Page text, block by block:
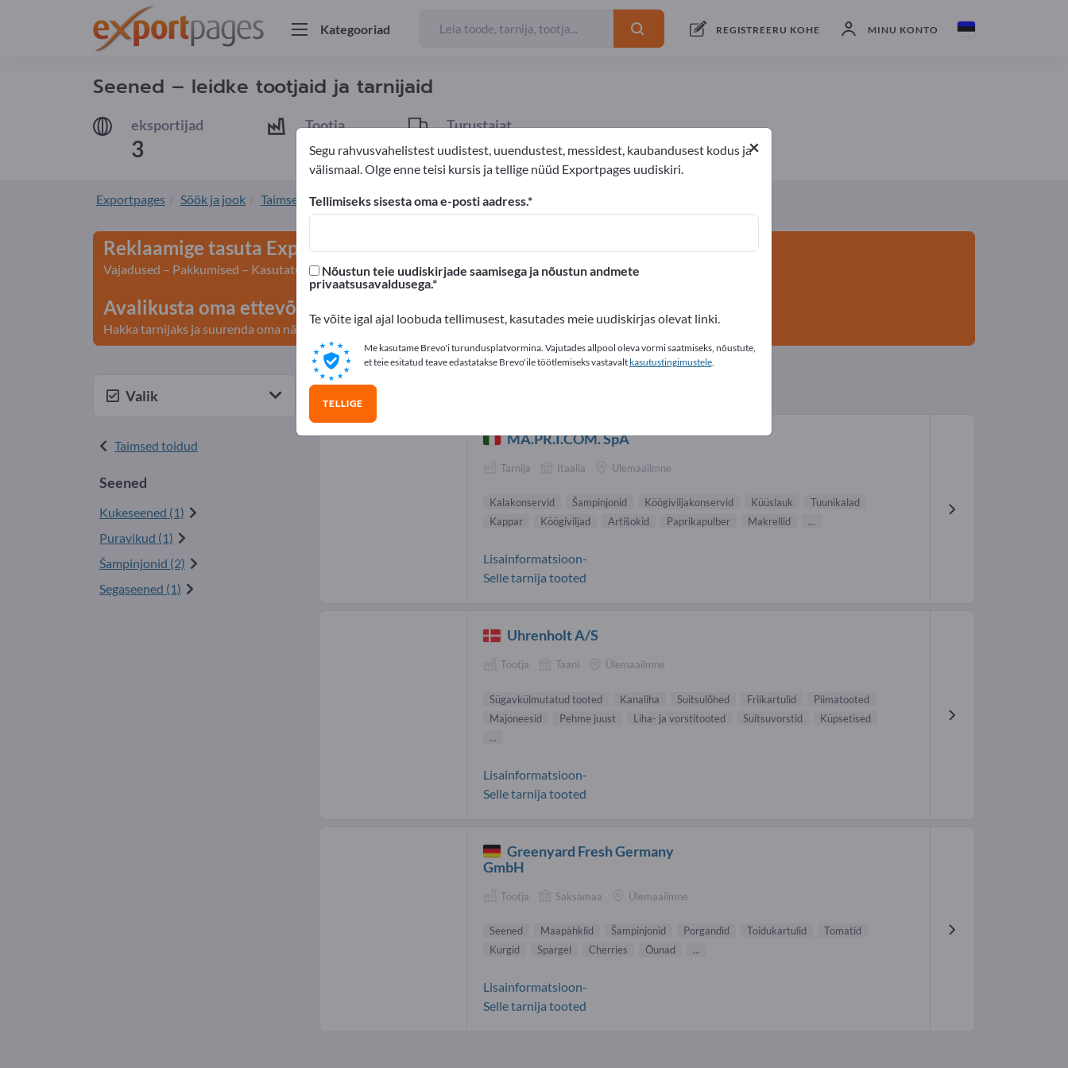
Kategooriad REGISTREERU KOHE MINU KONTO
Seened – leidke tootjaid ja tarnijaid
eksportijad
3
Tootja
2
Turustajat
1
eksportijad3 Tootja Turustajat
Exportpages Söök ja jook Taimsed toidud Seened
Reklaamige tasuta Exportpages'is!
Vajadused – Pakkumised – Kasutatud kaubad – Ärikontaktid >> alustage siit
Avalikusta oma ettevõte ja tooted Exportpages'is.
Hakka tarnijaks ja suurenda oma nähtavust>> avalikusta siin
Valik
Taimsed toidud
Seened
Kukeseened (1)
Puravikud (1)
Šampinjonid (2)
Segaseened (1)
Seened tarnijad (3)
MA.PR.I.COM. SpA
Tarnija Itaalia Ülemaailmne
Kalakonservid Šampinjonid Köögiviljakonservid Küüslauk
Tuunikalad
Kappar
Köögiviljad Artišokid Paprikapulber Makrellid ...
Lisainformatsioon-
Selle tarnija tooted
Uhrenholt A/S
Tootja Taani Ülemaailmne
Sügavkülmutatud tooted Kanaliha Suitsulõhed Friikartulid
Piimatooted
Majoneesid
Pehme juust Liha- ja vorstitooted Suitsuvorstid
Küpsetised
...
Lisainformatsioon-
Selle tarnija tooted
Greenyard Fresh Germany
GmbH
Tootja Saksamaa Ülemaailmne
Seened Maapähklid Šampinjonid Porgandid Toidukartulid
Tomatid
Kurgid
Spargel Cherries Õunad ...
Lisainformatsioon-
Selle tarnija tooted
×
Segu rahvusvahelistest uudistest, uuendustest, messidest, kaubandusest kodus ja
välismaal. Olge enne teisi kursis ja tellige nüüd Exportpages uudiskiri.
Tellimiseks sisesta oma e-posti aadress.
Nõustun teie uudiskirjade saamisega ja nõustun andmete
privaatsusavaldusega.
Te võite igal ajal loobuda tellimusest, kasutades meie uudiskirjas olevat linki.
Me kasutame Brevo'i turundusplatvormina. Vajutades allpool oleva vormi saatmiseks, nõustute,
et teie esitatud teave edastatakse Brevo'ile töötlemiseks vastavalt kasutustingimustele.
TELLIGE